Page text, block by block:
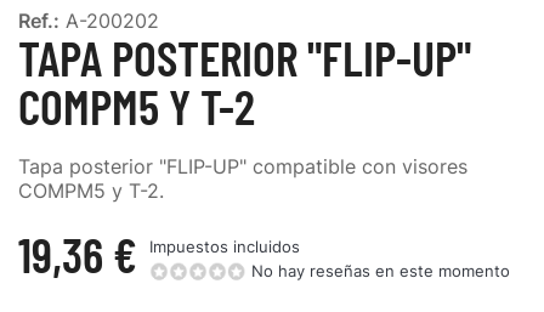
Ref.: A-200202
TAPA POSTERIOR "FLIP-UP"
COMPM5 Y T-2
Tapa posterior "FLIP-UP" compatible con visores
COMPM5 y T-2.
19,36 €
Impuestos incluidos
No hay reseñas en este momento